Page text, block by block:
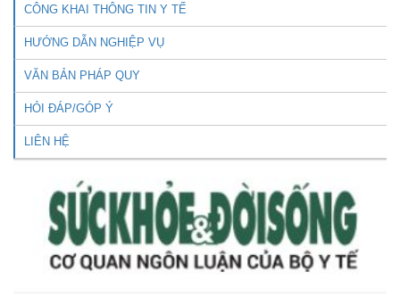
CÔNG KHAI THÔNG TIN Y TẾ
HƯỚNG DẪN NGHIỆP VỤ
VĂN BẢN PHÁP QUY
HỎI ĐÁP/GÓP Ý
LIÊN HỆ